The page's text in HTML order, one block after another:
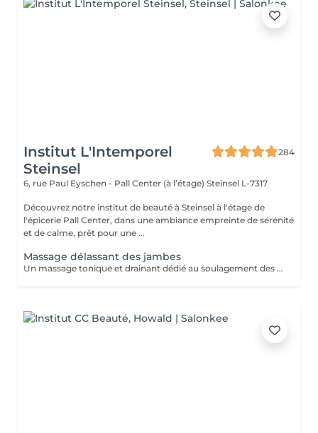
Institut L'Intemporel
Steinsel
284
6, rue Paul Eyschen - Pall Center (à l’étage) Steinsel L-7317
Découvrez notre institut de beauté à Steinsel à l'étage de
l'épicerie Pall Center, dans une ambiance empreinte de sérénité
et de calme, prêt pour une ...
Massage délassant des jambes
Un massage tonique et drainant dédié au soulagement des jambes fatiguées. Vous retrouverez des jambes légères et fraîches pour une sensation de détente totale.